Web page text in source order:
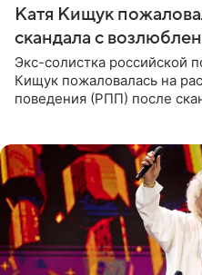
Катя Кищук
скандала с
Экс-солистка российской
Кищук пожаловалась на
поведения (РПП) после